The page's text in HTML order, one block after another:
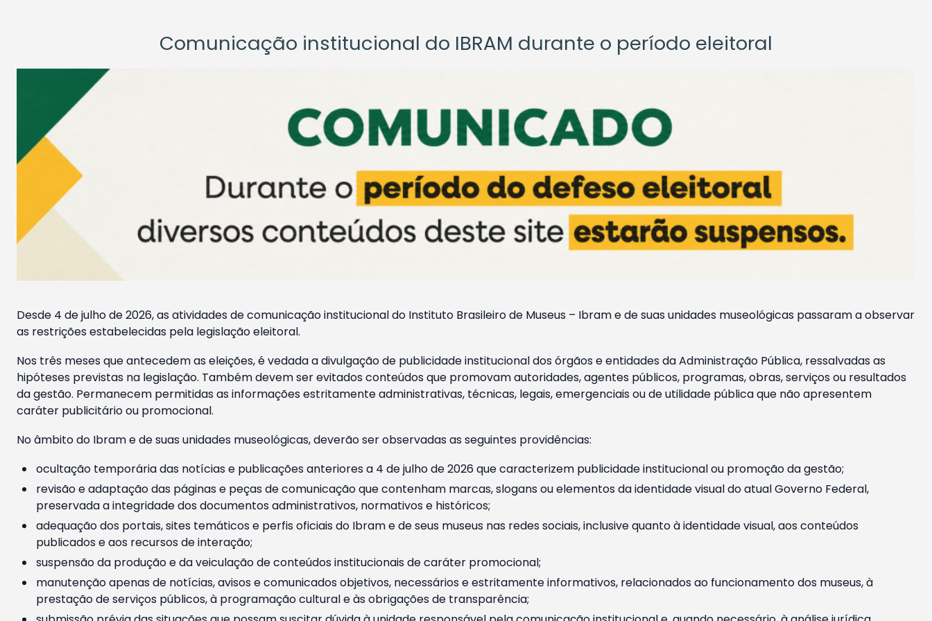
Comunicação institucional do IBRAM durante o período eleitoral
Desde 4 de julho de 2026, as atividades de comunicação institucional do Instituto Brasileiro de Museus – Ibram e de suas unidades museológicas passaram a observar
as restrições estabelecidas pela legislação eleitoral.
Nos três meses que antecedem as eleições, é vedada a divulgação de publicidade institucional dos órgãos e entidades da Administração Pública, ressalvadas as
hipóteses previstas na legislação. Também devem ser evitados conteúdos que promovam autoridades, agentes públicos, programas, obras, serviços ou resultados
da gestão. Permanecem permitidas as informações estritamente administrativas, técnicas, legais, emergenciais ou de utilidade pública que não apresentem
caráter publicitário ou promocional.
No âmbito do Ibram e de suas unidades museológicas, deverão ser observadas as seguintes providências:
ocultação temporária das notícias e publicações anteriores a 4 de julho de 2026 que caracterizem publicidade institucional ou promoção da gestão;
revisão e adaptação das páginas e peças de comunicação que contenham marcas, slogans ou elementos da identidade visual do atual Governo Federal,
preservada a integridade dos documentos administrativos, normativos e históricos;
adequação dos portais, sites temáticos e perfis oficiais do Ibram e de seus museus nas redes sociais, inclusive quanto à identidade visual, aos conteúdos
publicados e aos recursos de interação;
suspensão da produção e da veiculação de conteúdos institucionais de caráter promocional;
manutenção apenas de notícias, avisos e comunicados objetivos, necessários e estritamente informativos, relacionados ao funcionamento dos museus, à
prestação de serviços públicos, à programação cultural e às obrigações de transparência;